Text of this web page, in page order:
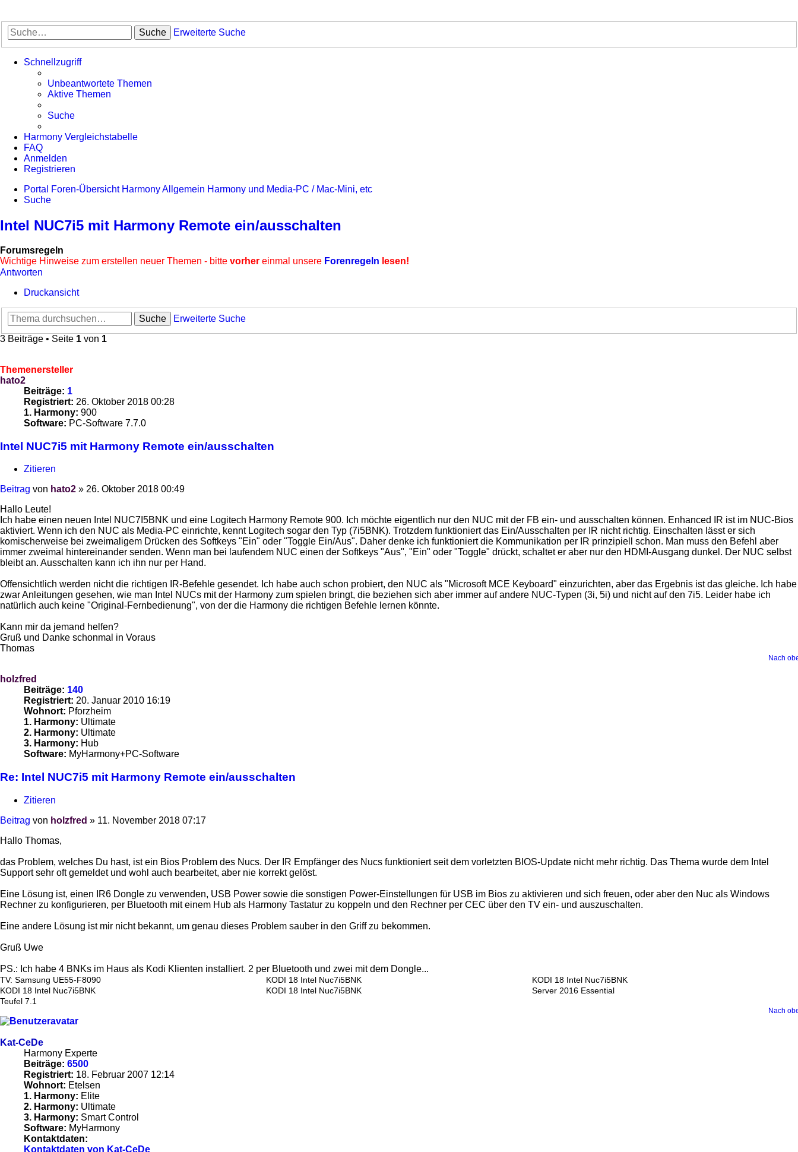
Suche Erweiterte Suche
Schnellzugriff
Unbeantwortete Themen
Aktive Themen
Suche
Harmony Vergleichstabelle
FAQ
Anmelden
Registrieren
Portal
Foren-Übersicht Harmony Allgemein Harmony und Media-PC / Mac-Mini, etc
Suche
Intel NUC7i5 mit Harmony Remote ein/ausschalten
Forumsregeln
Wichtige Hinweise zum erstellen neuer Themen - bitte vorher einmal unsere Forenregeln lesen!
Antworten
Druckansicht
Suche
Erweiterte Suche
3 Beiträge • Seite 1 von 1
Themenersteller
hato2
Beiträge: 1
Registriert: 26. Oktober 2018 00:28
1. Harmony: 900
Software: PC-Software 7.7.0
Intel NUC7i5 mit Harmony Remote ein/ausschalten
Zitieren
Beitrag von hato2 » 26. Oktober 2018 00:49
Hallo Leute!
Ich habe einen neuen Intel NUC7I5BNK und eine Logitech Harmony Remote 900. Ich möchte eigentlich nur den NUC mit der FB ein- und ausschalten können. Enhanced IR ist im NUC-Bios
aktiviert. Wenn ich den NUC als Media-PC einrichte, kennt Logitech sogar den Typ (7i5BNK). Trotzdem funktioniert das Ein/Ausschalten per IR nicht richtig. Einschalten lässt er sich
komischerweise bei zweimaligem Drücken des Softkeys "Ein" oder "Toggle Ein/Aus". Daher denke ich funktioniert die Kommunikation per IR prinzipiell schon. Man muss den Befehl aber
immer zweimal hintereinander senden. Wenn man bei laufendem NUC einen der Softkeys "Aus", "Ein" oder "Toggle" drückt, schaltet er aber nur den HDMI-Ausgang dunkel. Der NUC selbst
bleibt an. Ausschalten kann ich ihn nur per Hand.
Offensichtlich werden nicht die richtigen IR-Befehle gesendet. Ich habe auch schon probiert, den NUC als "Microsoft MCE Keyboard" einzurichten, aber das Ergebnis ist das gleiche. Ich habe
zwar Anleitungen gesehen, wie man Intel NUCs mit der Harmony zum spielen bringt, die beziehen sich aber immer auf andere NUC-Typen (3i, 5i) und nicht auf den 7i5. Leider habe ich
natürlich auch keine "Original-Fernbedienung", von der die Harmony die richtigen Befehle lernen könnte.
Kann mir da jemand helfen?
Gruß und Danke schonmal in Voraus
Thomas
Nach
holzfred
Beiträge: 140
Registriert: 20. Januar 2010 16:19
Wohnort: Pforzheim
1. Harmony: Ultimate
2. Harmony: Ultimate
3. Harmony: Hub
Software: MyHarmony+PC-Software
Re: Intel NUC7i5 mit Harmony Remote ein/ausschalten
Zitieren
Beitrag von holzfred » 11. November 2018 07:17
Hallo Thomas,
das Problem, welches Du hast, ist ein Bios Problem des Nucs. Der IR Empfänger des Nucs funktioniert seit dem vorletzten BIOS-Update nicht mehr richtig. Das Thema wurde dem Intel
Support sehr oft gemeldet und wohl auch bearbeitet, aber nie korrekt gelöst.
Eine Lösung ist, einen IR6 Dongle zu verwenden, USB Power sowie die sonstigen Power-Einstellungen für USB im Bios zu aktivieren und sich freuen, oder aber den Nuc als Windows
Rechner zu konfigurieren, per Bluetooth mit einem Hub als Harmony Tastatur zu koppeln und den Rechner per CEC über den TV ein- und auszuschalten.
Eine andere Lösung ist mir nicht bekannt, um genau dieses Problem sauber in den Griff zu bekommen.
Gruß Uwe
PS.: Ich habe 4 BNKs im Haus als Kodi Klienten installiert. 2 per Bluetooth und zwei mit dem Dongle...
TV: Samsung UE55-F8090 KODI 18 Intel Nuc7i5BNK
KODI 18 Intel Nuc7i5BNK
KODI 18 Intel Nuc7i5BNK
KODI 18 Intel Nuc7i5BNK
Server 2016 Essential
Teufel 7.1
Nach
Kat-CeDe
Harmony Experte
Beiträge: 6500
Registriert: 18. Februar 2007 12:14
Wohnort: Etelsen
1. Harmony: Elite
2. Harmony: Ultimate
3. Harmony: Smart Control
Software: MyHarmony
Kontaktdaten:
Kontaktdaten von Kat-CeDe